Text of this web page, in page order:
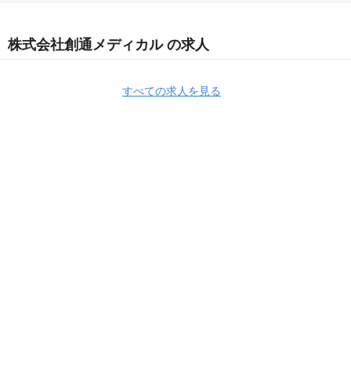
株式会社創通メディカル の求人
すべての求人を見る